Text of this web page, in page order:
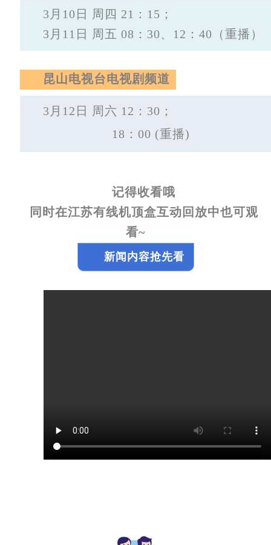
3月10日 周四 21：15；
3月11日 周五 08：30、12：40（重播）
昆山电视台电视剧频道
3月12日 周六 12：30；
18：00 (重播)
记得收看哦
同时在江苏有线机顶盒互动回放中也可观
看~
新闻内容抢先看